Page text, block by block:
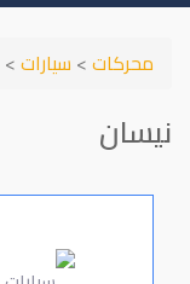
محركات> سيارات>
نيسان